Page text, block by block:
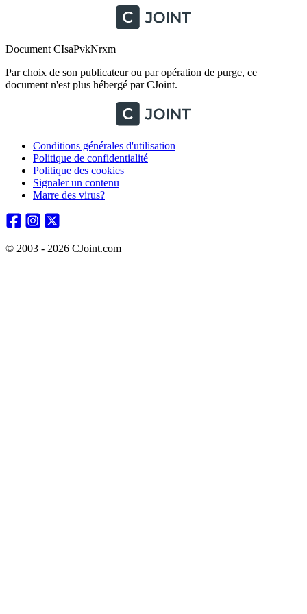
Document CIsaPvkNrxm
Par choix de son publicateur ou par opération de purge, ce
document n'est plus hébergé par CJoint.
Conditions générales d'utilisation
Politique de confidentialité
Politique des cookies
Signaler un contenu
Marre des virus?
© 2003 - 2026 CJoint.com